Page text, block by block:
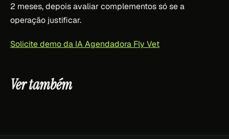
2 meses, depois avaliar complementos só se a
operação justificar.
Solicite demo da IA Agendadora Fly Vet
Ver também